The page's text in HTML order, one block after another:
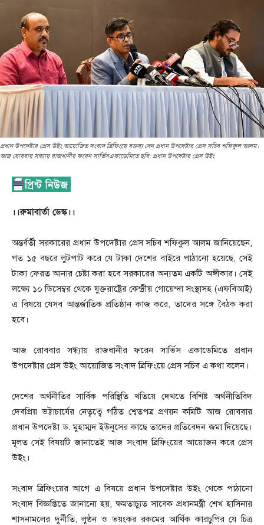
প্রধান উপদেষ্টার প্রেস উইং আয়োজিত সংবাদ ব্রিফিংয়ে বক্তব্য দেন প্রধান উপদেষ্টার প্রেস সচিব শফিকুল আলম।
আজ রোববার সন্ধ্যায় রাজধানীর ফরেন সার্ভিসএকাডেমিতে ছবি: প্রধান উপদেষ্টার প্রেস উইং
।।রুমাবার্তা ডেস্ক।।
অন্তর্বর্তী সরকারের প্রধান উপদেষ্টার প্রেস সচিব শফিকুল আলম জানিয়েছেন,
গত ১৫ বছরে লুটপাট করে যে টাকা দেশের বাইরে পাঠানো হয়েছে, সেই
টাকা ফেরত আনার চেষ্টা করা হবে সরকারের অন্যতম একটি অঙ্গীকার। সেই
লক্ষ্যে ১০ ডিসেম্বর থেকে যুক্তরাষ্ট্রের কেন্দ্রীয় গোয়েন্দা সংস্থাসহ (এফবিআই)
এ বিষয়ে যেসব আন্তর্জাতিক প্রতিষ্ঠান কাজ করে, তাদের সঙ্গে বৈঠক করা
হবে।
আজ রোববার সন্ধ্যায় রাজধানীর ফরেন সার্ভিস একাডেমিতে প্রধান
উপদেষ্টার প্রেস উইং আয়োজিত সংবাদ ব্রিফিংয়ে প্রেস সচিব এ কথা বলেন।
দেশের অর্থনীতির সার্বিক পরিস্থিতি খতিয়ে দেখতে বিশিষ্ট অর্থনীতিবিদ
দেবপ্রিয় ভট্টাচার্যের নেতৃত্বে গঠিত শ্বেতপত্র প্রণয়ন কমিটি আজ রোববার
প্রধান উপদেষ্টা ড. মুহাম্মদ ইউনূসের কাছে তাদের প্রতিবেদন জমা দিয়েছে।
মূলত সেই বিষয়টি জানাতেই আজ সংবাদ ব্রিফিংয়ের আয়োজন করে প্রেস
উইং।
সংবাদ ব্রিফিংয়ের আগে এ বিষয়ে প্রধান উপদেষ্টার উইং থেকে পাঠানো
সংবাদ বিজ্ঞপ্তিতে জানানো হয়, ক্ষমতাচ্যুত সাবেক প্রধানমন্ত্রী শেখ হাসিনার
শাসনামলের দুর্নীতি, লুণ্ঠন ও ভয়ংকর রকমের আর্থিক কারচুপির যে চিত্র